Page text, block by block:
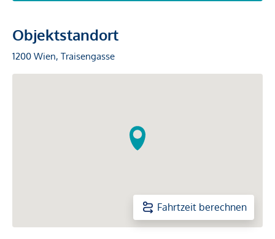
Objektstandort
1200 Wien, Traisengasse
Fahrtzeit berechnen